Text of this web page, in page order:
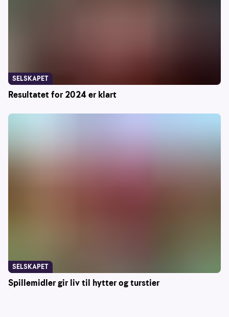
Resultatet for 2024 er klart
SELSKAPET
Spillemidler gir liv til hytter og turstier
SELSKAPET